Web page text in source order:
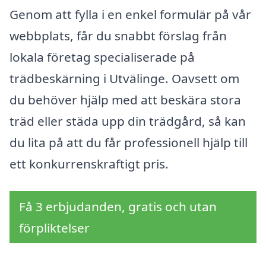
Genom att fylla i en enkel formulär på vår
webbplats, får du snabbt förslag från
lokala företag specialiserade på
trädbeskärning i Utvälinge. Oavsett om
du behöver hjälp med att beskära stora
träd eller städa upp din trädgård, så kan
du lita på att du får professionell hjälp till
ett konkurrenskraftigt pris.
Få 3 erbjudanden, gratis och utan
förpliktelser